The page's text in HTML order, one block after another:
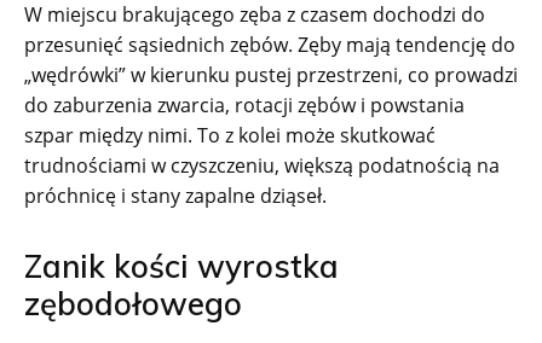
W miejscu brakującego zęba z czasem dochodzi do
przesunięć sąsiednich zębów. Zęby mają tendencję do
„wędrówki” w kierunku pustej przestrzeni, co prowadzi
do zaburzenia zwarcia, rotacji zębów i powstania
szpar między nimi. To z kolei może skutkować
trudnościami w czyszczeniu, większą podatnością na
próchnicę i stany zapalne dziąseł.
Zanik kości wyrostka
zębodołowego